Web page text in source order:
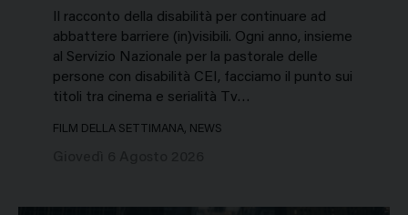
Il racconto della disabilità per continuare ad
abbattere barriere (in)visibili. Ogni anno, insieme
al Servizio Nazionale per la pastorale delle
persone con disabilità CEI, facciamo il punto sui
titoli tra cinema e serialità Tv…
FILM DELLA SETTIMANA, NEWS